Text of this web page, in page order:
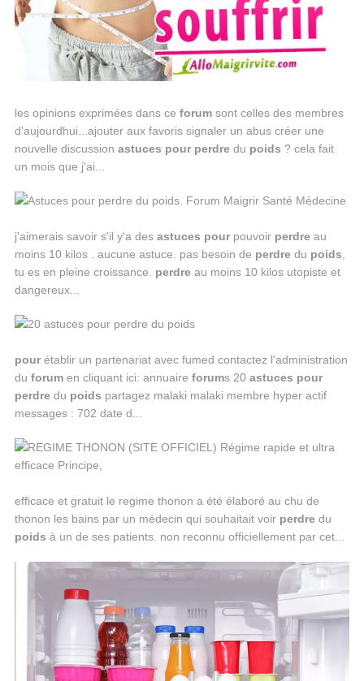
les opinions exprimées dans ce forumsont celles des membres
d'aujourdhui...ajouter aux favoris signaler un abus créer une
nouvelle discussion astuces pour perdredu poids ? cela fait
un mois que j'ai...
j'aimerais savoir s'il y'a des astuces pourpouvoir perdreau
moins 10 kilos . aucune astuce. pas besoin de perdredu poids
tu es en pleine croissance. perdreau moins 10 kilos utopiste et
dangereux...
pourétablir un partenariat avec fumed contactez l'administration
du forumen cliquant ici: annuaire forums 20 astuces pour
perdredu poids partagez malaki malaki membre hyper actif
messages : 702 date d...
efficace et gratuit le regime thonon a été élaboré au chu de
thonon les bains par un médecin qui souhaitait voir perdredu
poids à un de ses patients. non reconnu officiellement par cet...